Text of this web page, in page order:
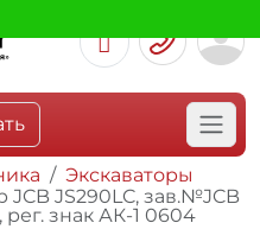
Экскаваторы
JCB JS290LC, зав.№JCB
рег. знак АК-1 0604